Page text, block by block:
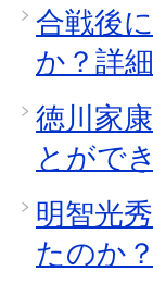
合戦後
か？詳
徳川家
とがで
明智光
たのか？